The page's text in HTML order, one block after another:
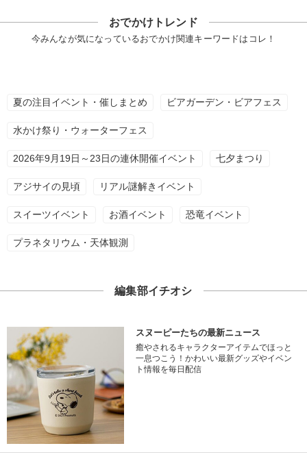
おでかけトレンド
今みんなが気になっているおでかけ関連キーワードはコレ！
夏の注目イベント・催しまとめ ビアガーデン・ビアフェス
水かけ祭り・ウォーターフェス
2026年9月19日～23日の連休開催イベント 七夕まつり
アジサイの見頃 リアル謎解きイベント
スイーツイベント お酒イベント 恐竜イベント
プラネタリウム・天体観測
編集部イチオシ
スヌーピーたちの最新ニュース
癒やされるキャラクターアイテムでほっと
一息つこう！かわいい最新グッズやイベン
ト情報を毎日配信